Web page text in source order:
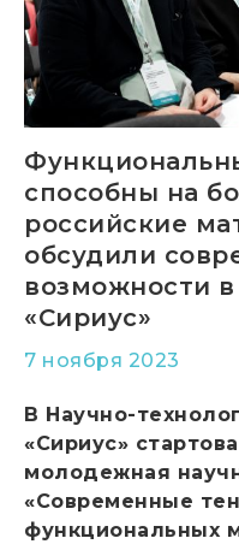
способны на
российские
обсудили
возможности
«Сириус»
7 ноября 2023
В Научно-
«Сириус»
молодежная
«Современные
функциональных